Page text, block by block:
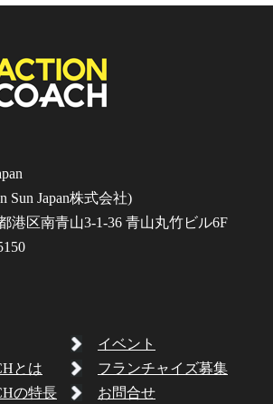
Sun Japan株式会社)
港区南青山3-1-36 青山丸竹ビル6F
とは
の特長
イベント
フランチャイズ募集
お問合せ